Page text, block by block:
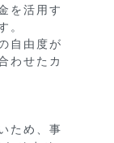
を活用す
。
自由度が
わせたカ
ため、事